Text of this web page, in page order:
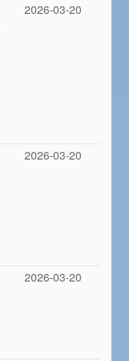
2026-03-20
2026-03-20
2026-03-20